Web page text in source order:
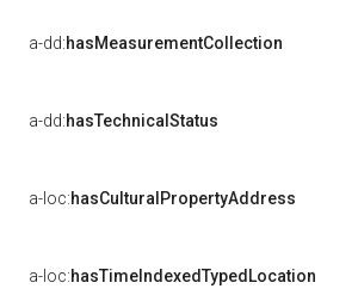
a-dd:hasMeasurementCollection
a-dd:hasTechnicalStatus
a-loc:hasCulturalPropertyAddress
a-loc:hasTimeIndexedTypedLocation